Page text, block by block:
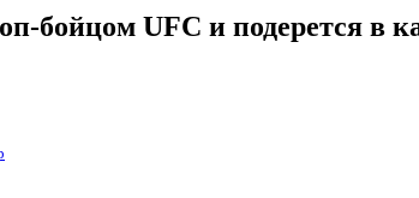
бойцом UFC и подерется в